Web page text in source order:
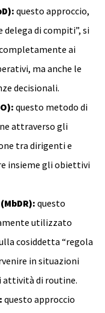
questo approccio,
di compiti”, si
ai
ma anche le
decisionali.
questo metodo di
attraverso gli
tra dirigenti e
insieme gli obiettivi
questo
utilizzato
cosiddetta “regola
in situazioni
attività di routine.
questo approccio